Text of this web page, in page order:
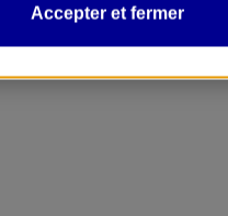
Accepter et fermer